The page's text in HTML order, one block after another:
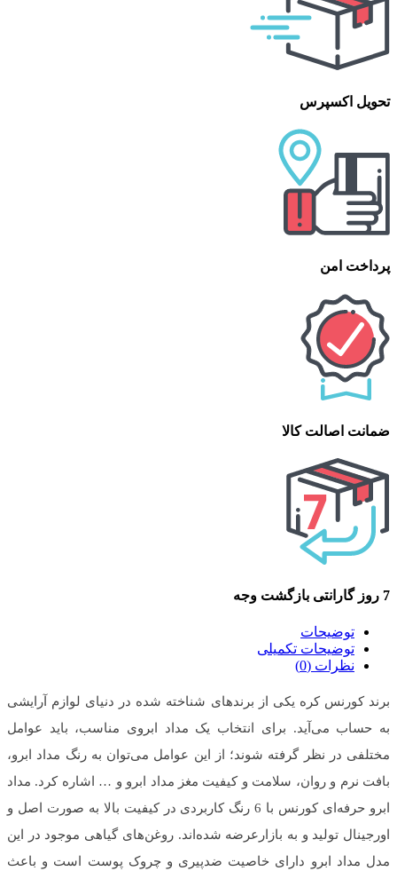
تحویل اکسپرس
پرداخت امن
ضمانت اصالت کالا
7 روز گارانتی بازگشت وجه
توضیحات
توضیحات تکمیلی
نظرات (0)
برند کورنس کره یکی از برندهای شناخته شده در دنیای لوازم آرایشی
به حساب می‌آید. برای انتخاب یک مداد ابروی مناسب، باید عوامل
مختلفی در نظر گرفته شوند؛ از این عوامل می‌توان به رنگ مداد ابرو،
بافت نرم و روان، سلامت و کیفیت مغز مداد ابرو و … اشاره کرد. مداد
ابرو حرفه‌ای کورنس با 6 رنگ کاربردی در کیفیت بالا به صورت اصل و
اورجینال تولید و به بازارعرضه شده‌اند. روغن‌های گیاهی موجود در این
مدل مداد ابرو دارای خاصیت ضدپیری و چروک پوست است و باعث